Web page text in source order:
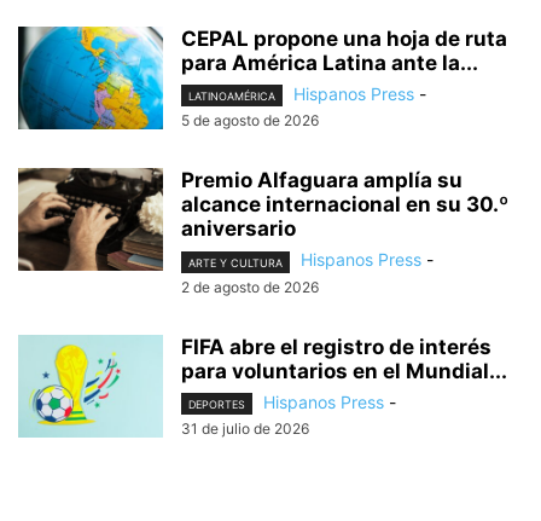
CEPAL propone una hoja de ruta
para América Latina ante la...
LATINOAMÉRICA Hispanos Press -
5 de agosto de 2026
Premio Alfaguara amplía su
alcance internacional en su 30.º
aniversario
ARTE Y CULTURA Hispanos Press -
2 de agosto de 2026
FIFA abre el registro de interés
para voluntarios en el Mundial...
DEPORTES Hispanos Press -
31 de julio de 2026